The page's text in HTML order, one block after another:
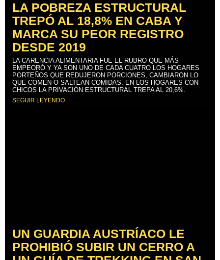
LA POBREZA ESTRUCTURAL
TREPÓ AL 18,8% EN CABA Y
MARCA SU PEOR REGISTRO
DESDE 2019
LA CARENCIA ALIMENTARIA FUE EL RUBRO QUE MÁS
EMPEORÓ Y YA SON UNO DE CADA CUATRO LOS HOGARES
PORTEÑOS QUE REDUJERON PORCIONES, CAMBIARON LO
QUE COMEN O SALTEAN COMIDAS. EN LOS HOGARES CON
CHICOS LA PRIVACIÓN ESTRUCTURAL TREPA AL 20,6%.
SEGUIR LEYENDO
UN GUARDIA AUSTRÍACO LE
PROHIBIÓ SUBIR UN CERRO A